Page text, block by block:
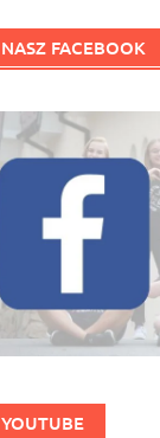
NASZ FACEBOOK
YOUTUBE